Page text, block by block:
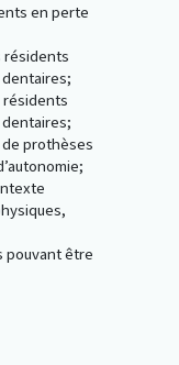
en perte
résidents
résidents
prothèses
pouvant être